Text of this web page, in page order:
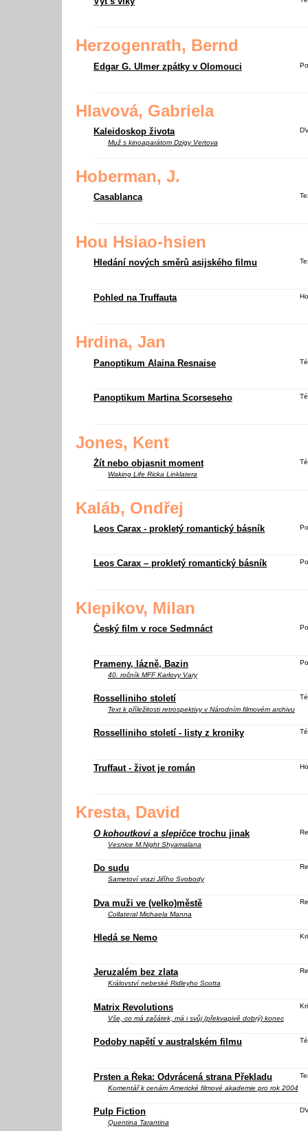
Herzogenrath, Bernd
Edgar G. Ulmer zpátky v Olomouci
Hlavová, Gabriela
Kaleidoskop života
Muž s kinoaparátomDzigy Vertova
Hoberman, J.
Casablanca
Hou Hsiao-hsien
Hledání nových směrů asijského filmu
Pohled na Truffauta
Hrdina, Jan
Panoptikum Alaina Resnaise
Panoptikum Martina Scorseseho
Jones, Kent
Žít nebo objasnit moment
Waking LifeRicka Linklatera
Kaláb, Ondřej
Leos Carax - prokletý romantický básník
Leos Carax – prokletý romantický básník
Klepikov, Milan
Český film v roce Sedmnáct
Prameny, lázně, Bazin
40. ročník MFF Karlovy Vary
Rosselliniho století
Text k příležitosti retrospektivy v Národním filmovém archivu
Rosselliniho století - listy z kroniky
Truffaut - život je román
Kresta, David
O kohoutkovi a slepičce trochu jinak
VesniceM.Night Shyamalana
Do sudu
Sametoví vraziJiřího Svobody
Dva muži ve (velko)městě
CollateralMichaela Manna
Hledá se Nemo
Jeruzalém bez zlata
Království nebeskéRidleyho Scotta
Matrix Revolutions
Vše, co má začátek, má i svůj (překvapivě dobrý) konec
Podoby napětí v australském filmu
Prsten a Řeka: Odvrácená strana Překladu
Komentář k cenám Americké filmové akademie pro rok 2004
Pulp Fiction
Quentina Tarantina